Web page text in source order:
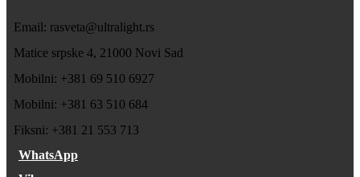
Email: rasveta@ultralight.rs
Matice srpske 4, 21000 Novi Sad
Mobilni: +381 69 510 6927
Mobilni: +381 63 510 684
Fiksni: +381 21 553 713
WhatsApp